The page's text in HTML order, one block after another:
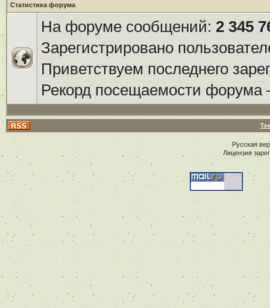
Статистика форума
На форуме сообщений: 2 345
Зарегистрировано
Приветствуем последнего
Рекорд посещаемости
Русская
Лицензия